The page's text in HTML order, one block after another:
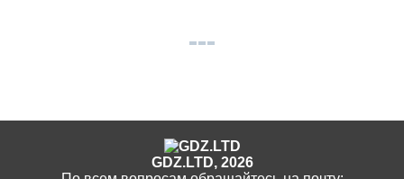
GDZ.LTD, 2026